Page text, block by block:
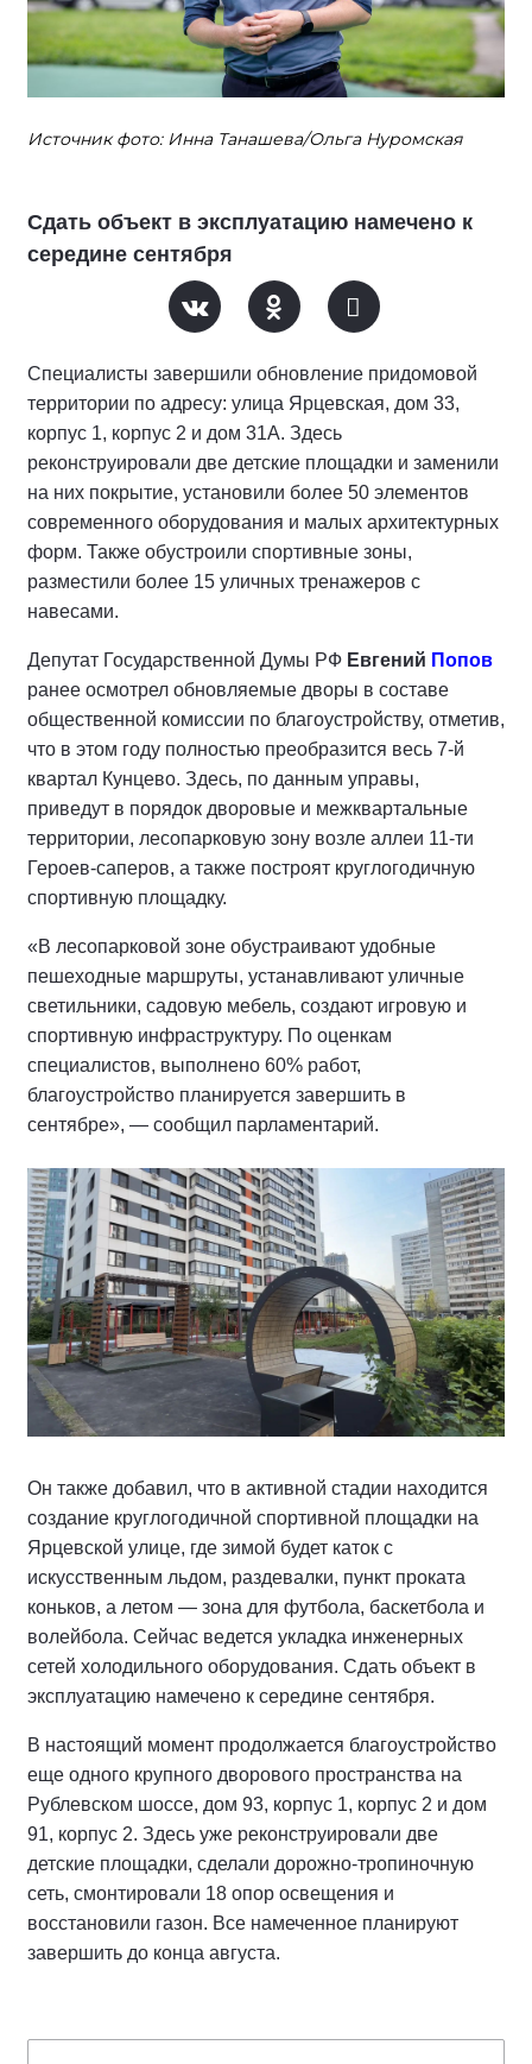
Источник фото: Инна Танашева/Ольга Нуромская
Сдать объект в эксплуатацию намечено к
середине сентября
Специалисты завершили обновление придомовой
территории по адресу: улица Ярцевская, дом 33,
корпус 1, корпус 2 и дом 31А. Здесь
реконструировали две детские площадки и заменили
на них покрытие, установили более 50 элементов
современного оборудования и малых архитектурных
форм. Также обустроили спортивные зоны,
разместили более 15 уличных тренажеров с
навесами.
Депутат Государственной Думы РФ Евгений Попов
ранее осмотрел обновляемые дворы в составе
общественной комиссии по благоустройству, отметив,
что в этом году полностью преобразится весь 7-й
квартал Кунцево. Здесь, по данным управы,
приведут в порядок дворовые и межквартальные
территории, лесопарковую зону возле аллеи 11-ти
Героев-саперов, а также построят круглогодичную
спортивную площадку.
«В лесопарковой зоне обустраивают удобные
пешеходные маршруты, устанавливают уличные
светильники, садовую мебель, создают игровую и
спортивную инфраструктуру. По оценкам
специалистов, выполнено 60% работ,
благоустройство планируется завершить в
сентябре», — сообщил парламентарий.
Он также добавил, что в активной стадии находится
создание круглогодичной спортивной площадки на
Ярцевской улице, где зимой будет каток с
искусственным льдом, раздевалки, пункт проката
коньков, а летом — зона для футбола, баскетбола и
волейбола. Сейчас ведется укладка инженерных
сетей холодильного оборудования. Сдать объект в
эксплуатацию намечено к середине сентября.
В настоящий момент продолжается благоустройство
еще одного крупного дворового пространства на
Рублевском шоссе, дом 93, корпус 1, корпус 2 и дом
91, корпус 2. Здесь уже реконструировали две
детские площадки, сделали дорожно-тропиночную
сеть, смонтировали 18 опор освещения и
восстановили газон. Все намеченное планируют
завершить до конца августа.